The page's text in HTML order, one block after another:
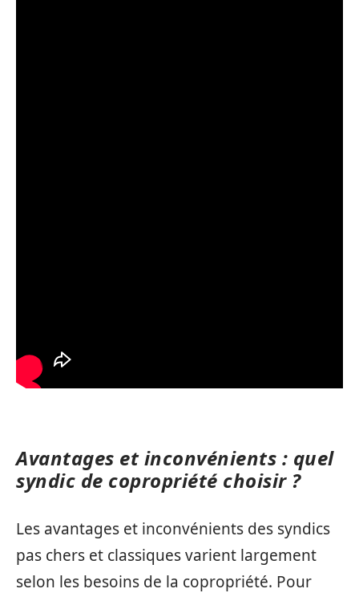
Avantages et inconvénients : quel
syndic de copropriété choisir ?
Les avantages et inconvénients des syndics
pas chers et classiques varient largement
selon les besoins de la copropriété. Pour